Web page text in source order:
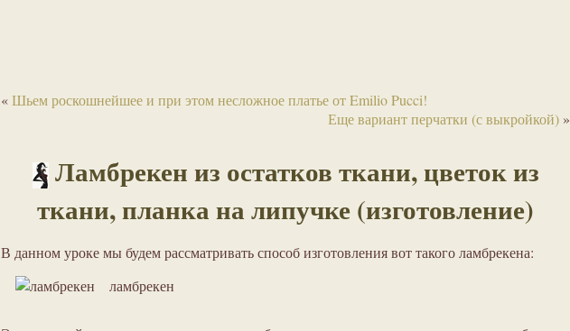
«Шьем роскошнейшее и при этом несложное платье от Emilio Pucci!
Еще вариант перчатки (с выкройкой) »
Ламбрекен из остатков ткани, цветок из
ткани, планка на липучке (изготовление)
В данном уроке мы будем рассматривать способ изготовления вот такого ламбрекена:
ламбрекен